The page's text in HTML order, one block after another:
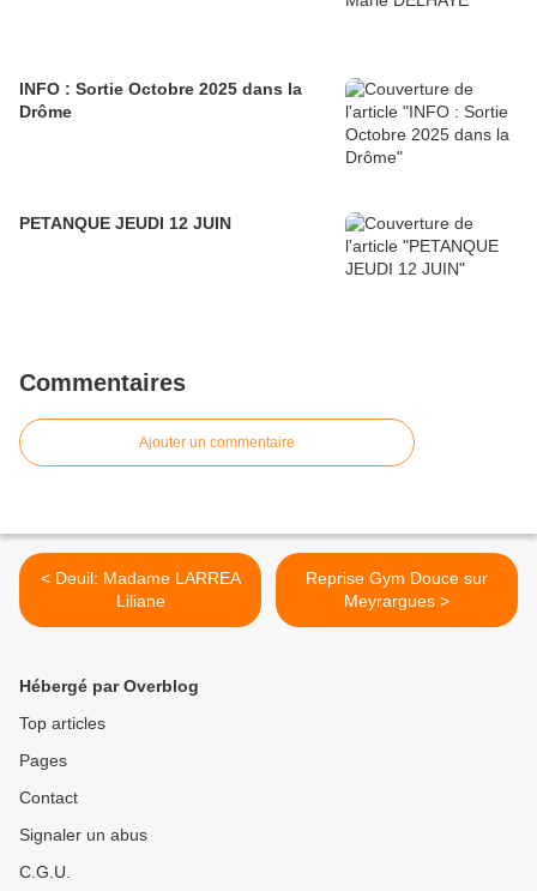
INFO : Sortie Octobre 2025 dans la
Drôme
PETANQUE JEUDI 12 JUIN
Commentaires
Ajouter un commentaire
< Deuil: Madame LARREA
Liliane
Reprise Gym Douce sur
Meyrargues >
Hébergé par Overblog
Top articles
Pages
Contact
Signaler un abus
C.G.U.